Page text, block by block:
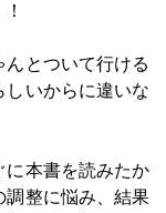
とついて行ける
しいからに違いな
に本書を読みたか
調整に悩み、結果